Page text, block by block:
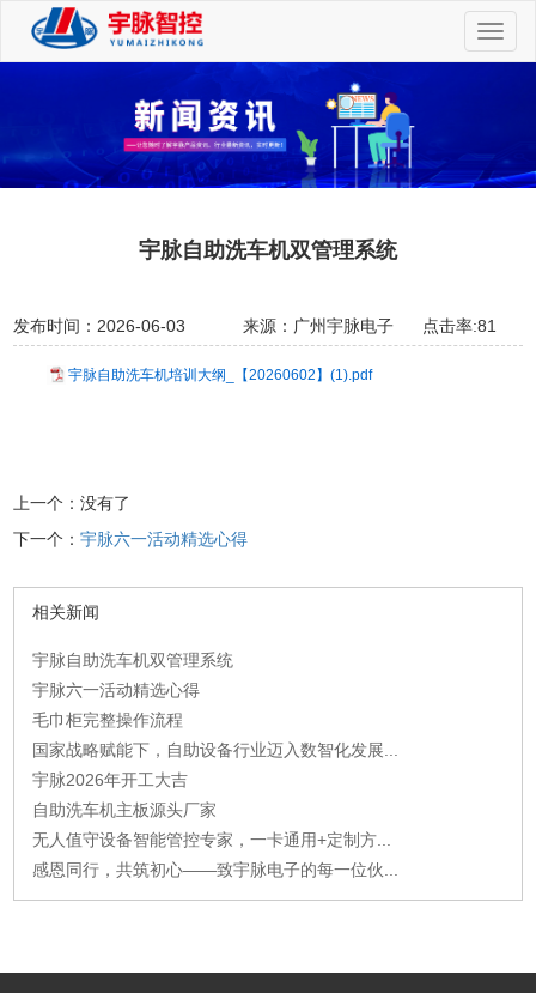
切
换
宇脉自助洗车机双管理系统
发布时间：2026-06-03 来源：广州宇脉电子 点击率:81
宇脉自助洗车机培训大纲_【20260602】(1).pdf
上一个：没有了
下一个：宇脉六一活动精选心得
相关新闻
宇脉自助洗车机双管理系统
宇脉六一活动精选心得
毛巾柜完整操作流程
国家战略赋能下，自助设备行业迈入数智化发展...
宇脉2026年开工大吉
自助洗车机主板源头厂家
无人值守设备智能管控专家，一卡通用+定制方...
感恩同行，共筑初心——致宇脉电子的每一位伙...